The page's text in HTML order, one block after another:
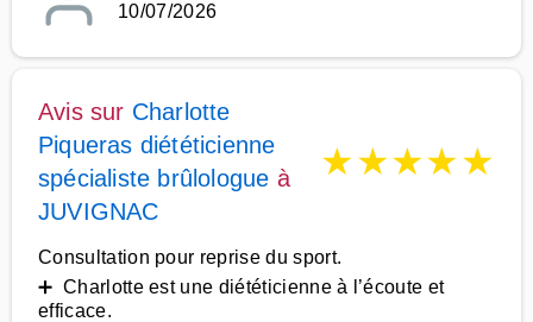
10/07/2026
Avis sur Charlotte
Piqueras diététicienne
spécialiste brûlologue à
JUVIGNAC
★★★★★
Consultation pour reprise du sport.
➕ Charlotte est une diététicienne à l’écoute et
efficace.